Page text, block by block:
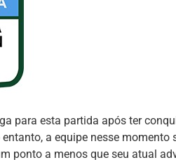
para esta partida após ter
entanto, a equipe nesse
ponto a menos que seu atual